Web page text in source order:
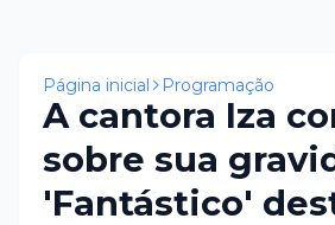
Página inicial Programação
A cantora Iza
sobre sua
'Fantástico'